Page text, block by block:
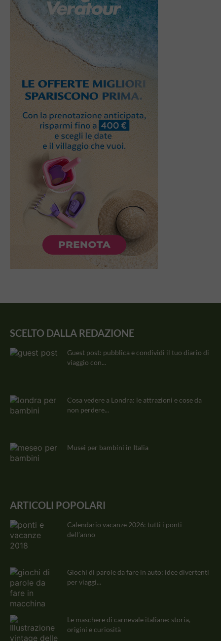
SCELTO DALLA REDAZIONE
Guest post: pubblica e condividi il tuo diario di
viaggio con...
Cosa vedere a Londra: le attrazioni e cose da
non perdere...
Musei per bambini in Italia
ARTICOLI POPOLARI
Calendario vacanze 2026: tutti i ponti
dell’anno
Giochi di parole da fare in auto: idee divertenti
per viaggi...
Le maschere di carnevale italiane: storia,
origini e curiosità